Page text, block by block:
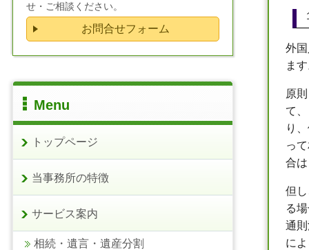
外
ま
原
て
り
っ
合
但
る
通
に
せ・ご相談ください。
お問合せフォーム
Menu
トップページ
当事務所の特徴
サービス案内
相続・遺言・遺産分割